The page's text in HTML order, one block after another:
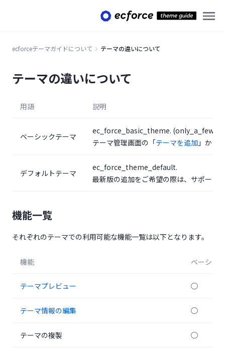
ecforceテーマガイドについて テーマの違いについて
テーマの違いについて
用語 説明
ベーシックテーマ
ec_force_basic_theme.
テーマ管理画面の「テーマを追加(opens
」から
デフォルトテーマ
ec_force_theme_default.
最新版の追加をご希望の際は、サポート
機能一覧
それぞれのテーマでの利用可能な機能一覧は以下となります。
機能 ベーシッ
テーマプレビュー ◯
テーマ情報の編集 ◯
テーマの複製 ◯